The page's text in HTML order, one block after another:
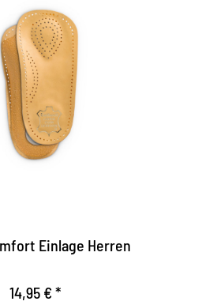
cuero cómodo para
de mujer.
relaja los músculos, tendones y
alivio para arco metatarsiano
Einlage Herren
14,95 € *